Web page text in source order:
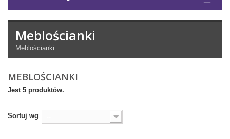
Meblościanki
Meblościanki
MEBLOŚCIANKI
Jest 5 produktów.
Sortuj wg --